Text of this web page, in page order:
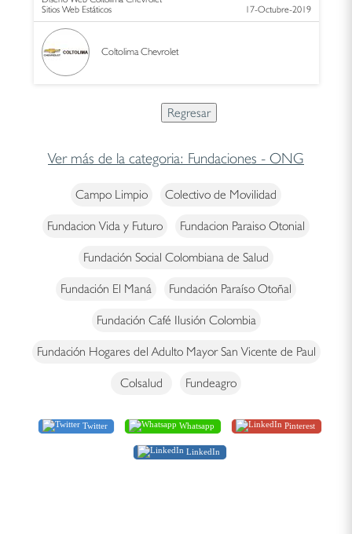
Sitios Web Estáticos
17-Octubre-2019
Coltolima Chevrolet
Ver más de la categoria: Fundaciones - ONG
Campo Limpio Colectivo de Movilidad
Fundacion Vida y Futuro Fundacion Paraiso Otonial
Fundación Social Colombiana de Salud
Fundación El Maná Fundación Paraíso Otoñal
Fundación Café Ilusión Colombia
Fundación Hogares del Adulto Mayor San Vicente de Paul
Colsalud Fundeagro
Twitter Whatsapp Pinterest
LinkedIn